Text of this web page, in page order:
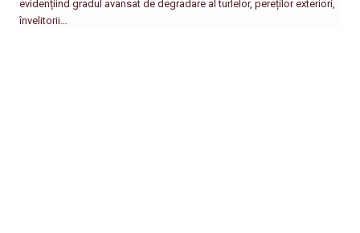
evidențiind gradul avansat de degradare al turlelor, pereților exteriori,
învelitorii…